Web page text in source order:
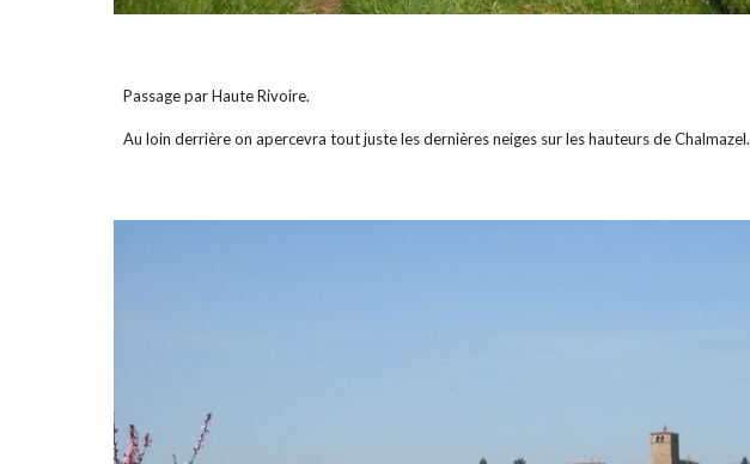
Passage par Haute Rivoire.
Au loin derrière on apercevra tout juste les dernières neiges sur les hauteurs de Chalmazel.